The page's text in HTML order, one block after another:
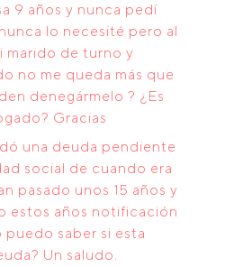
9 años y nunca pedí
lo necesité pero al
marido de turno y
no me queda más que
denegármelo ? ¿Es
Gracias
una deuda pendiente
social de cuando era
pasado unos 15 años y
estos años notificación
puedo saber si esta
Un saludo.